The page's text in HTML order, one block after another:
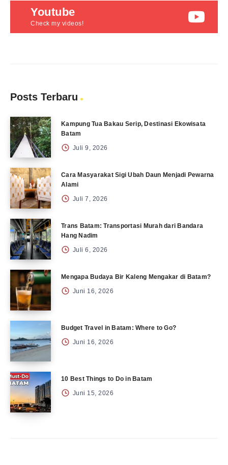
Youtube
Check my videos!
Posts Terbaru
Kampung Tua Bakau Serip, Destinasi Ekowisata
Batam
Juli 9, 2026
Cara Masyarakat Sigi Ubah Daun Menjadi Pewarna
Alami
Juli 7, 2026
Trans Batam: Transportasi Murah dari Bandara
Hang Nadim
Juli 6, 2026
Mengapa Budaya Bir Kaleng Mengakar di Batam?
Juni 16, 2026
Budget Travel in Batam: Where to Go?
Juni 16, 2026
10 Best Things to Do in Batam
Juni 15, 2026